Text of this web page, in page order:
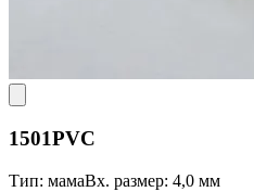
1501PVC
Тип: мамаВх. размер: 4,0 мм